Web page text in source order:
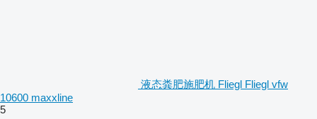
液态粪肥施肥机 Fliegl Fliegl vfw
10600 maxxline
5